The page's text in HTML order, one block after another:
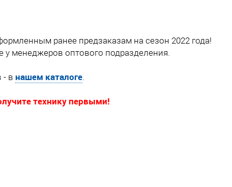
ранее предзаказам на сезон 2022 года!
у менеджеров оптового подразделения.
- в нашем каталоге.
технику первыми!